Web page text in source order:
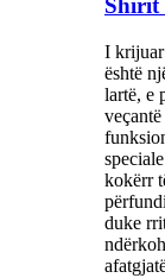
Shirit
I krijuar
është
lartë, e
kokërr
duke